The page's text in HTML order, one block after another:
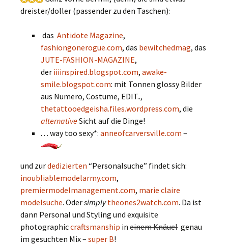
dreister/doller (passender zu den Taschen):
das Antidote Magazine,
fashiongonerogue.com, das bewitchedmag, das
JUTE-FASHION-MAGAZINE,
der iiiinspired.blogspot.com, awake-
smile.blogspot.com: mit Tonnen glossy Bilder
aus Numero, Costume, EDIT..,
thetattooedgeisha.files.wordpress.com, die
alternativeSicht auf die Dinge!
. . . way too sexy*: anneofcarversville.com –
und zurdedizierten “Personalsuche” findet sich:
inoubliablemodelarmy.com,
premiermodelmanagement.com, marie claire
modelsuche. Odersimply theones2watch.com. Da ist
dann Personal und Styling und exquisite
photographiccraftsmanship in einem Knäuel genau
im gesuchten Mix – super B!